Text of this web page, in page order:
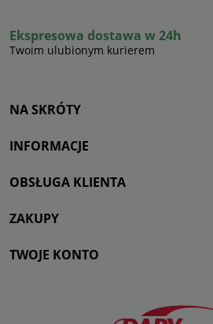
Ekspresowa dostawa w 24h
Twoim ulubionym kurierem
NA SKRÓTY
INFORMACJE
OBSŁUGA KLIENTA
ZAKUPY
TWOJE KONTO